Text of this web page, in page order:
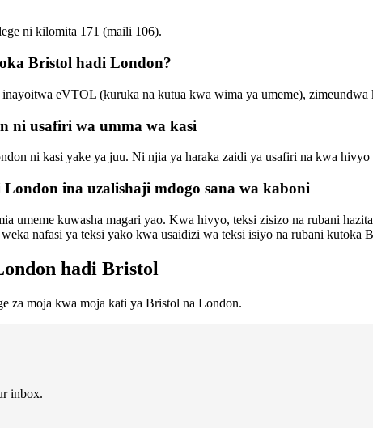
ni kilomita 171 (maili 106).
Bristol hadi London?
eVTOL (kuruka na kutua kwa wima ya umeme),
ni usafiri wa umma wa kasi
ni kasi yake ya juu. Ni njia ya haraka zaidi ya usafiri na kwa
ina uzalishaji mdogo sana wa kaboni
umeme kuwasha magari yao. Kwa hivyo, teksi zisizo na rubani
nafasi ya teksi yako kwa usaidizi wa teksi isiyo na rubani kutoka
hadi Bristol
za moja kwa moja kati ya Bristol na London.
inbox.